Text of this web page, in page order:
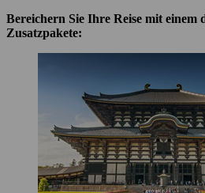
Bereichern Sie Ihre Reise mit einem
Zusatzpakete: